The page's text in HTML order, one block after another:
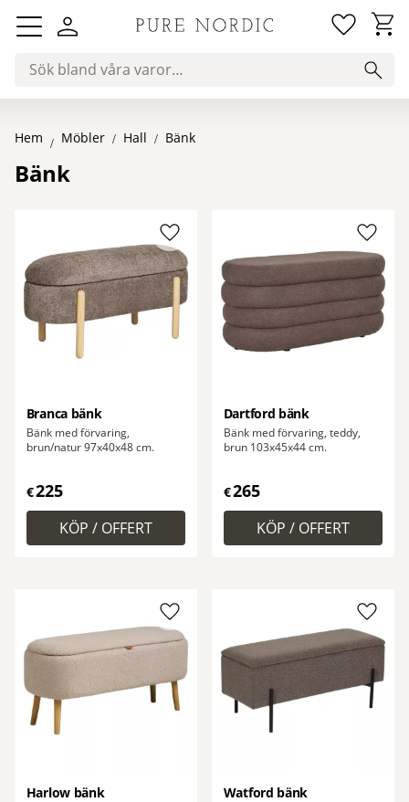
Meny
Hem Möbler Hall Bänk
Bänk
Branca bänk
Bänk med förvaring,
brun/natur 97x40x48 cm.
€225
Lägg till i favoriter
Dartford bänk
Bänk med förvaring, teddy,
brun 103x45x44 cm.
€265
Lägg
Harlow bänk
Lägg till i favoriter
Watford bänk
Lägg